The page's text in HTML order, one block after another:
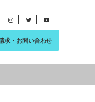
求・お問い合わせ